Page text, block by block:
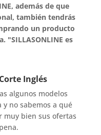
además de que
también tendrás
un producto
"SILLASONLINE es
Inglés
algunos modelos
no sabemos a qué
muy bien sus ofertas